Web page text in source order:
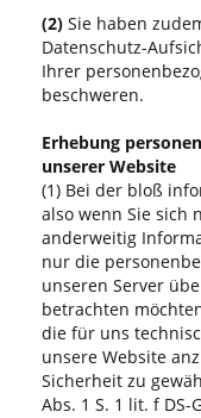
(2) Sie haben
Datenschutz-
Ihrer
beschweren.
Erhebung
unserer Website
(1) Bei der bloß
also wenn Sie sich
anderweitig
nur die
unseren Server
betrachten
die für uns
unsere Website
Sicherheit zu
Abs. 1 S. 1 lit. f DS-